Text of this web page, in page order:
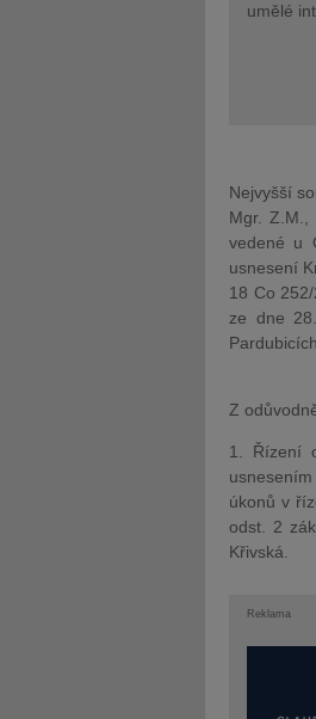
umělé
Nejvyšší
Mgr.
vedené u
usnesení
18 Co
ze dne
Z
1. Řízení
úkonů v
odst. 2
Křivská.
Reklama
JUDr. Tomáš Nielsen